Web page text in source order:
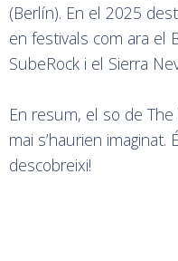
(Berlín). En el 2025
en festivals com ara el
SubeRock i el Sierra
En resum, el so de
mai s’haurien
descobreixi!